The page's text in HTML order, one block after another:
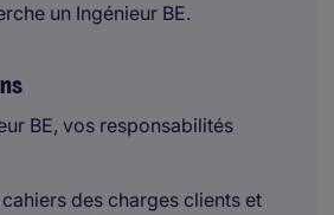
un Ingénieur BE.
BE, vos responsabilités
des charges clients et